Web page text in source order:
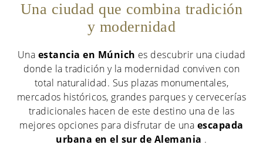
Una ciudad que combina tradición
y modernidad
Una estancia en Múnich es descubrir una ciudad
donde la tradición y la modernidad conviven con
total naturalidad. Sus plazas monumentales,
mercados históricos, grandes parques y cervecerías
tradicionales hacen de este destino una de las
mejores opciones para disfrutar de una escapada
urbana en el sur de Alemania .